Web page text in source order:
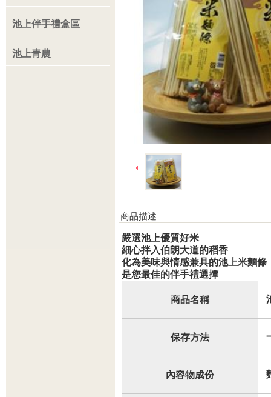
池上伴手禮盒區
池上青農
商品描述
嚴選池上優質好米
細心拌入伯朗大道的稻香
化為美味與情感兼具的池上米麵條
是您最佳的伴手禮選撢
商品名稱
保存方法
內容物成份